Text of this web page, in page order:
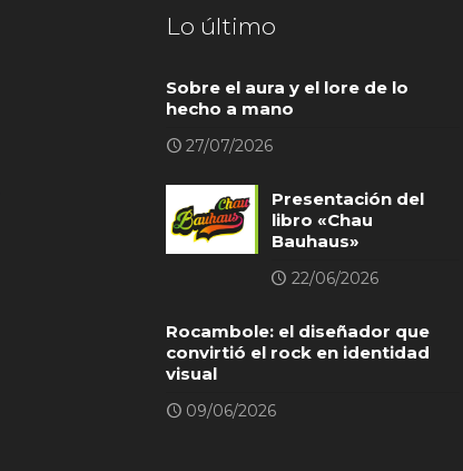
Lo último
Sobre el aura y el lore de lo
hecho a mano
27/07/2026
Presentación del
libro «Chau
Bauhaus»
22/06/2026
Rocambole: el diseñador que
convirtió el rock en identidad
visual
09/06/2026